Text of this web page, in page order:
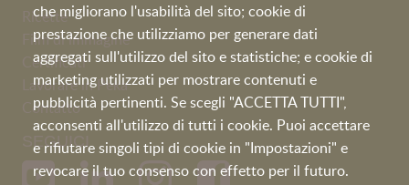
che migliorano l'usabilità del sito; cookie di
prestazione che utilizziamo per generare dati
aggregati sull'utilizzo del sito e statistiche; e cookie di
marketing utilizzati per mostrare contenuti e
pubblicità pertinenti. Se scegli "ACCETTA TUTTI",
acconsenti all'utilizzo di tutti i cookie. Puoi accettare
e rifiutare singoli tipi di cookie in "Impostazioni" e
revocare il tuo consenso con effetto per il futuro.
Ricette
Film di immagine
Certificati
Lavorare in Peka
Contatto
SEGUICI